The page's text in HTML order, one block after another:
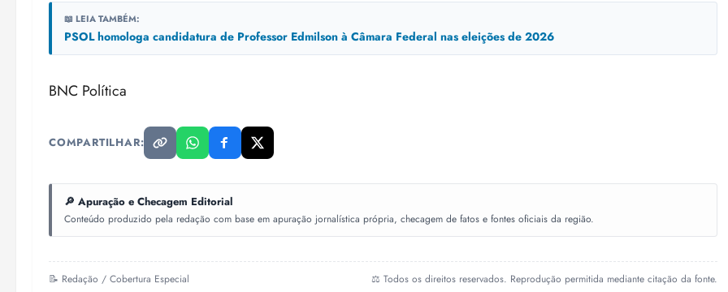
📖 LEIA TAMBÉM:
PSOL homologa candidatura de Professor Edmilson à Câmara Federal nas eleições de 2026
BNC Política
COMPARTILHAR:
🔎 Apuração e Checagem Editorial
Conteúdo produzido pela redação com base em apuração jornalística própria, checagem de fatos e fontes oficiais da região.
📝 Redação / Cobertura Especial ⚖️ Todos os direitos reservados. Reprodução permitida mediante citação da fonte.